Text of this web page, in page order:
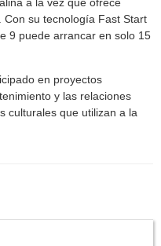
Con su tecnología Fast Start
9 puede arrancar en solo 15
en proyectos
y las relaciones
culturales que utilizan a la